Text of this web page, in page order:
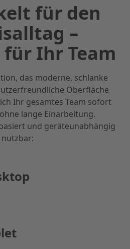
für den
–
Ihr Team
das moderne, schlanke
Oberfläche
Ihr gesamtes Team sofort
lange Einarbeitung.
und geräteunabhängig
nutzbar: